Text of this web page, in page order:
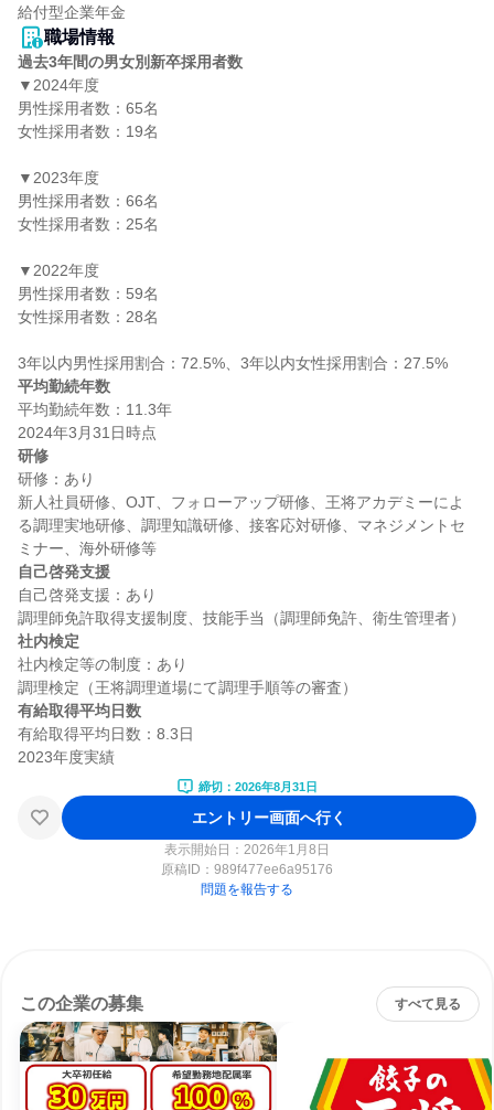
給付型企業年金
職場情報
過去3年間の男女別新卒採用者数
▼2024年度
男性採用者数：65名
女性採用者数：19名
▼2023年度
男性採用者数：66名
女性採用者数：25名
▼2022年度
男性採用者数：59名
女性採用者数：28名
平均勤続年数
平均勤続年数：11.3年
研修
研修：あり
新人社員研修、OJT、フォローアップ研修、王将アカデミーによ
る調理実地研修、調理知識研修、接客応対研修、マネジメントセ
自己啓発支援
自己啓発支援：あり
社内検定
社内検定等の制度：あり
有給取得平均日数
有給取得平均日数：8.3日
締切：2026年8月31日
エントリー画面へ行く
表示開始日：2026年1月8日
原稿ID： 989f477ee6a95176
問題を報告する
この企業の募集 すべて見る